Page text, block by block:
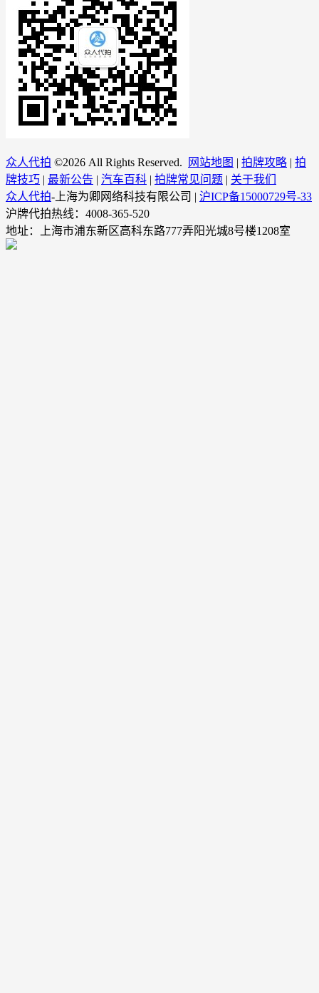
众人代拍 ©2026 All Rights Reserved. 网站地图 | 拍牌攻略 | 拍
牌技巧 | 最新公告 | 汽车百科 | 拍牌常见问题 | 关于我们
众人代拍-上海为卿网络科技有限公司 | 沪ICP备15000729号-33
沪牌代拍热线：4008-365-520
地址：上海市浦东新区高科东路777弄阳光城8号楼1208室